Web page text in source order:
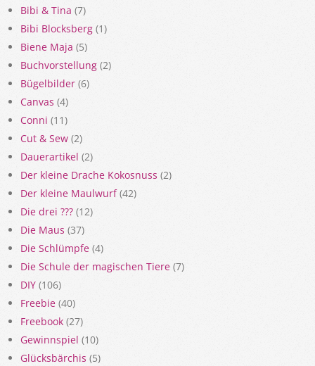
Bibi & Tina (7)
Bibi Blocksberg (1)
Biene Maja (5)
Buchvorstellung (2)
Bügelbilder (6)
Canvas (4)
Conni (11)
Cut & Sew (2)
Dauerartikel (2)
Der kleine Drache Kokosnuss (2)
Der kleine Maulwurf(42)
Die drei ??? (12)
Die Maus (37)
Die Schlümpfe (4)
Die Schule der magischen Tiere (7)
DIY (106)
Freebie (40)
Freebook (27)
Gewinnspiel (10)
Glücksbärchis (5)